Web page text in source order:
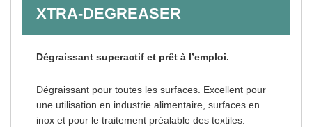
XTRA-DEGREASER
Dégraissant superactif et prêt à l’emploi.
Dégraissant pour toutes les surfaces. Excellent pour
une utilisation en industrie alimentaire, surfaces en
inox et pour le traitement préalable des textiles.